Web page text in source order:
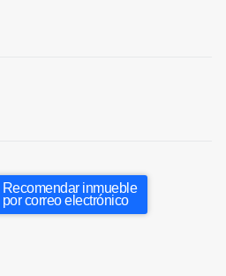
Recomendar inmueble
por correo electrónico